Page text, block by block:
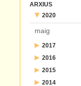
ARXIUS
2020
maig
2017
juliol2016
desembre
2015
2014